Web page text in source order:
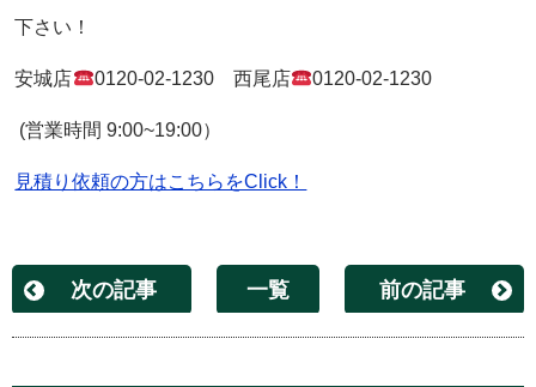
下さい！
安城店 0120-02-1230西尾店 0120-02-1230
(営業時間 9:00~19:00）
見積り依頼の方はこちらをClick！
次の記事 一覧 前の記事